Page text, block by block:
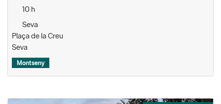
10 h
Seva
Plaça de la Creu
Seva
Montseny